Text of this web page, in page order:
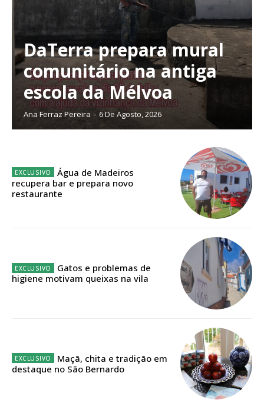
Planos de Assinatura
Faça-se assinante do Região de Cister e ajude-nos a manter este serviço
público!
Sendo assinante terá acesso a todos os conteúdos exclusivos e versões
12 meses
DaTerra prepara mural
comunitário na antiga
escola da Mélvoa
Ana Ferraz Pereira - 6 De Agosto, 2026
Água de Madeiros
recupera bar e prepara novo
restaurante
Gatos e problemas de
higiene motivam queixas na vila
Maçã, chita e tradição em
destaque no São Bernardo